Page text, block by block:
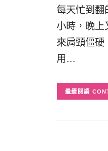
每天忙到翻
小時，晚上
來肩頸僵硬
用…